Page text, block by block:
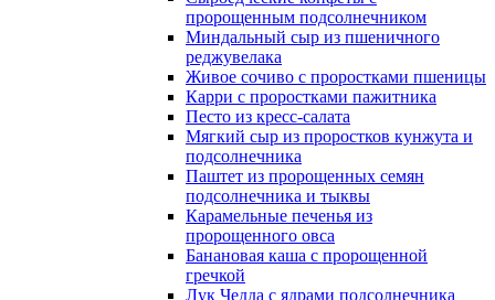
пророщенным подсолнечником
Миндальный сыр из пшеничного
реджувелака
Живое сочиво с проростками пшеницы
Карри с проростками пажитника
Песто из кресс-салата
Мягкий сыр из проростков кунжута и
подсолнечника
Паштет из пророщенных семян
подсолнечника и тыквы
Карамельные печенья из
пророщенного овса
Банановая каша с пророщенной
гречкой
Лук Чедда с ядрами подсолнечника